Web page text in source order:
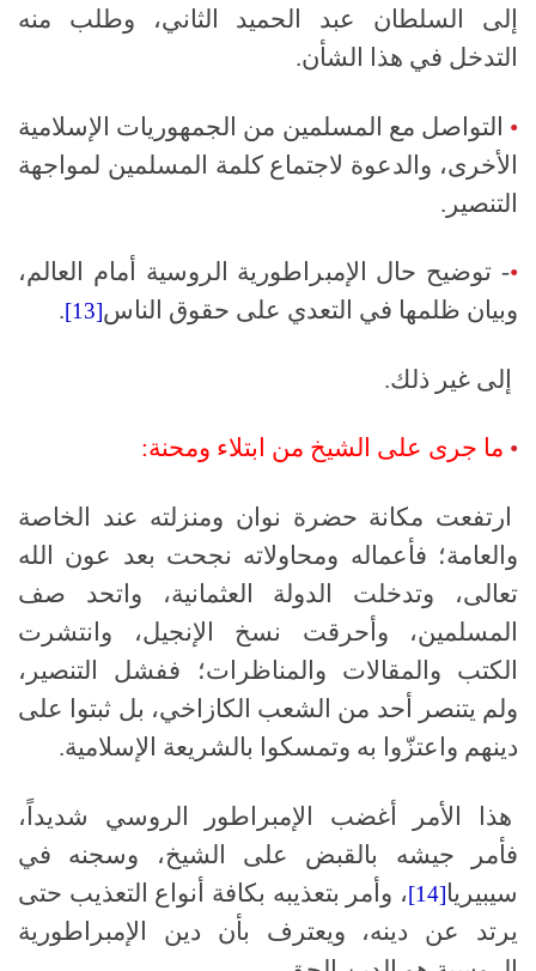
إلى السلطان عبد الحميد الثاني، وطلب منه
التدخل في هذا الشأن.
• التواصل مع المسلمين من الجمهوريات الإسلامية
الأخرى، والدعوة لاجتماع كلمة المسلمين لمواجهة
التنصير.
•- توضيح حال الإمبراطورية الروسية أمام العالم،
وبيان ظلمها في التعدي على حقوق الناس[13]
.
إلى غير ذلك.
• ما جرى على الشيخ من ابتلاء ومحنة:
ارتفعت مكانة حضرة نوان ومنزلته عند الخاصة
والعامة؛ فأعماله ومحاولاته نجحت بعد عون الله
تعالى، وتدخلت الدولة العثمانية، واتحد صف
المسلمين، وأحرقت نسخ الإنجيل، وانتشرت
الكتب والمقالات والمناظرات؛ ففشل التنصير،
ولم يتنصر أحد من الشعب الكازاخي، بل ثبتوا على
دينهم واعتزّوا به وتمسكوا بالشريعة الإسلامية.
هذا الأمر أغضب الإمبراطور الروسي شديداً،
فأمر جيشه بالقبض على الشيخ، وسجنه في
سيبيريا[14]
، وأمر بتعذيبه بكافة أنواع التعذيب حتى
يرتد عن دينه، ويعترف بأن دين الإمبراطورية